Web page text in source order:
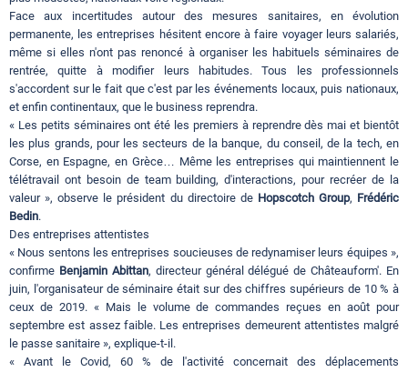
Face aux incertitudes autour des mesures sanitaires, en évolution
permanente, les entreprises hésitent encore à faire voyager leurs salariés,
même si elles n'ont pas renoncé à organiser les habituels séminaires de
rentrée, quitte à modifier leurs habitudes. Tous les professionnels
s'accordent sur le fait que c'est par les événements locaux, puis nationaux,
et enfin continentaux, que le business reprendra.
« Les petits séminaires ont été les premiers à reprendre dès mai et bientôt
les plus grands, pour les secteurs de la banque, du conseil, de la tech, en
Corse, en Espagne, en Grèce… Même les entreprises qui maintiennent le
télétravail ont besoin de team building, d'interactions, pour recréer de la
valeur », observe le président du directoire de Hopscotch Group, Frédéric
Bedin.
Des entreprises attentistes
« Nous sentons les entreprises soucieuses de redynamiser leurs équipes »,
confirme Benjamin Abittan, directeur général délégué de Châteauform'. En
juin, l'organisateur de séminaire était sur des chiffres supérieurs de 10 % à
ceux de 2019. « Mais le volume de commandes reçues en août pour
septembre est assez faible. Les entreprises demeurent attentistes malgré
le passe sanitaire », explique-t-il.
« Avant le Covid, 60 % de l'activité concernait des déplacements